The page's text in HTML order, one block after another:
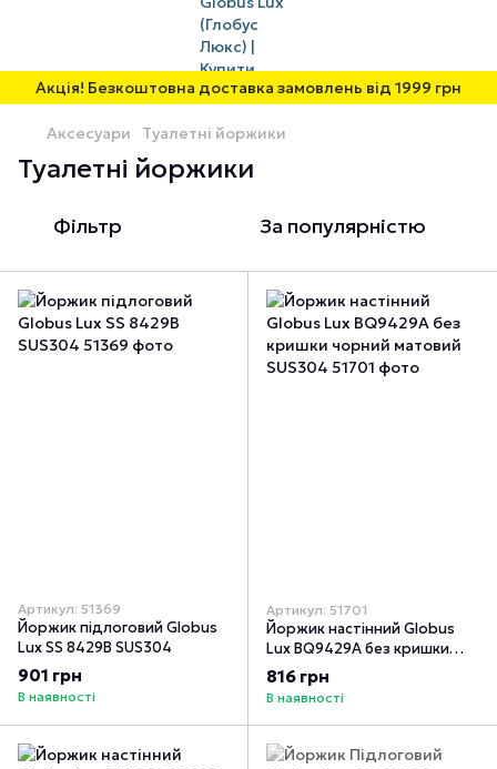
Акція! Безкоштовна доставка замовлень від 1999 грн
Аксесуари Туалетні йоржики
Туалетні йоржики
Фільтр За популярністю
Артикул: 51369
Йоржик підлоговий Globus
Lux SS 8429B SUS304
901 грн
В наявності
Артикул: 51701
Йоржик настінний Globus
Lux BQ9429A без кришки
чорний матовий SUS304
816 грн
В наявності